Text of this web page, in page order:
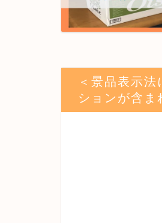
＜景品表示
ションが含ま